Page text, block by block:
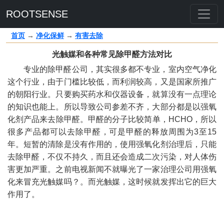
ROOTSENSE
首页 → 净化保鲜→ 有害去除
光触媒和各种常见除甲醛方法对比
专业的除甲醛公司，其实很多都不专业，室内空气净化
这个行业，由于门槛比较低，而利润较高，又是国家所推广
的朝阳行业。只要购买药水和仪器设备，就算没有一点理论
的知识也能上。所以导致公司参差不齐，大部分都是以强氧
化剂产品来去除甲醛。甲醛的分子比较简单，HCHO，所以
很多产品都可以去除甲醛，可是甲醛的释放周围为3至15
年。短暂的清除是没有作用的，使用强氧化剂治理后，只能
去除甲醛，不仅不持久，而且还会造成二次污染，对人体伤
害更加严重。之前电视新闻不就曝光了一家治理公司用强氧
化来冒充光触媒吗？。而光触媒，这时候就发挥出它的巨大
作用了。